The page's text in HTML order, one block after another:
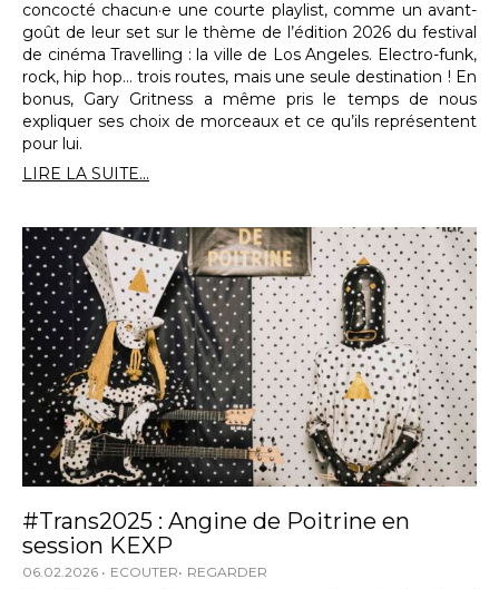
concocté chacun·e une courte playlist, comme un avant-
goût de leur set sur le thème de l’édition 2026 du festival
de cinéma Travelling : la ville de Los Angeles. Electro-funk,
rock, hip hop… trois routes, mais une seule destination ! En
bonus, Gary Gritness a même pris le temps de nous
expliquer ses choix de morceaux et ce qu’ils représentent
pour lui.
LIRE LA SUITE...
#Trans2025 : Angine de Poitrine en
session KEXP
06.02.2026 ECOUTER REGARDER